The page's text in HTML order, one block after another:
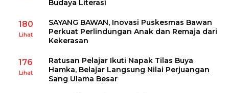
Budaya Literasi
180
Lihat
SAYANG BAWAN, Inovasi Puskesmas Bawan
Perkuat Perlindungan Anak dan Remaja dari
Kekerasan
176
Lihat
Ratusan Pelajar Ikuti Napak Tilas Buya
Hamka, Belajar Langsung Nilai Perjuangan
Sang Ulama Besar